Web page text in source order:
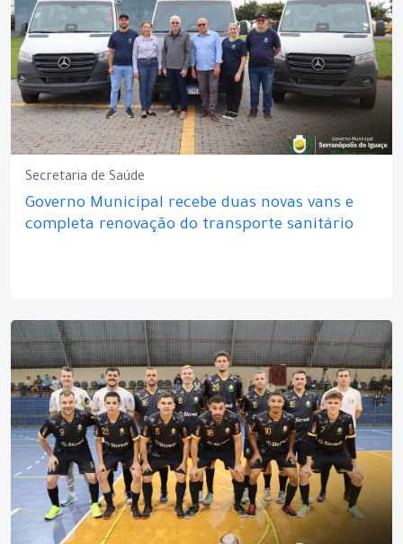
Secretaria de Saúde
Governo Municipal recebe duas novas vans e
completa renovação do transporte sanitário